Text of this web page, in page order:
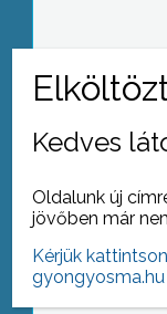
a nyári
már a
Kedves
Oldalunk új
jövőben már
Kérjük